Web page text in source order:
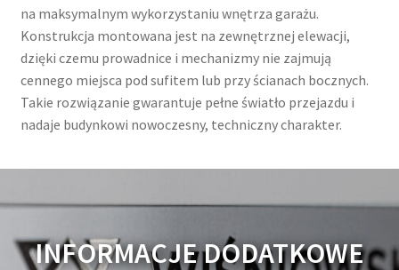
na maksymalnym wykorzystaniu wnętrza garażu.
Konstrukcja montowana jest na zewnętrznej elewacji,
dzięki czemu prowadnice i mechanizmy nie zajmują
cennego miejsca pod sufitem lub przy ścianach bocznych.
Takie rozwiązanie gwarantuje pełne światło przejazdu i
nadaje budynkowi nowoczesny, techniczny charakter.
INFORMACJE DODATKOWE